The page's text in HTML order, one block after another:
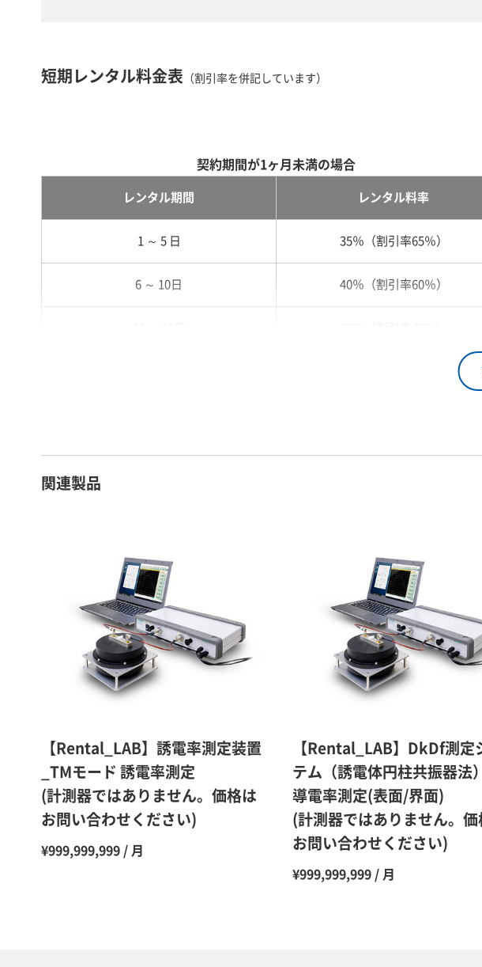
短期レンタル料金表 （割引率を併記しています）
契約期間が1ヶ月未満の場合
レンタル期間 レンタル料率
1 ～ 5 日 35％（割引率65％）
6 ～ 10日 40％（割引率60％）
26日 ～ 1ヶ月 100％（割引率 0％）
関連製品
【Rental_LAB】誘電率測定装置
_TMモード 誘電率測定
(計測器ではありません。価格は
お問い合わせください)
¥999,999,999 / 月
【Rental_LAB】DkDf測定
テム（誘電体円柱共振器法
導電率測定(表面/界面)
(計測器ではありません。価
お問い合わせください)
¥999,999,999 / 月